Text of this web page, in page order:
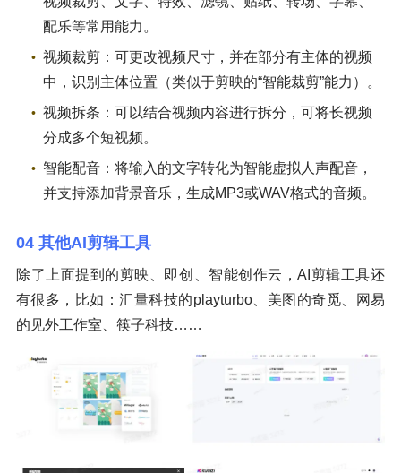
配乐等常用能力。
视频裁剪：可更改视频尺寸，并在部分有主体的视频
中，识别主体位置（类似于剪映的“智能裁剪”能力）。
视频拆条：可以结合视频内容进行拆分，可将长视频
分成多个短视频。
智能配音：将输入的文字转化为智能虚拟人声配音，
并支持添加背景音乐，生成MP3或WAV格式的音频。
04 其他AI剪辑工具
除了上面提到的剪映、即创、智能创作云，AI剪辑工具还
有很多，比如：汇量科技的playturbo、美图的奇觅、网易
的见外工作室、筷子科技……